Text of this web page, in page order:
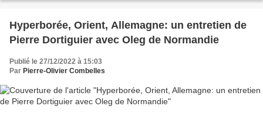
Hyperborée, Orient, Allemagne: un entretien de
Pierre Dortiguier avec Oleg de Normandie
Publié le 27/12/2022 à 15:03
Par Pierre-Olivier Combelles